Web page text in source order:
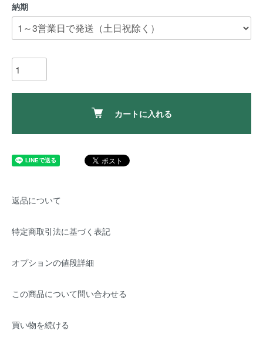
納期
カートに入れる
返品について
特定商取引法に基づく表記
オプションの値段詳細
この商品について問い合わせる
買い物を続ける